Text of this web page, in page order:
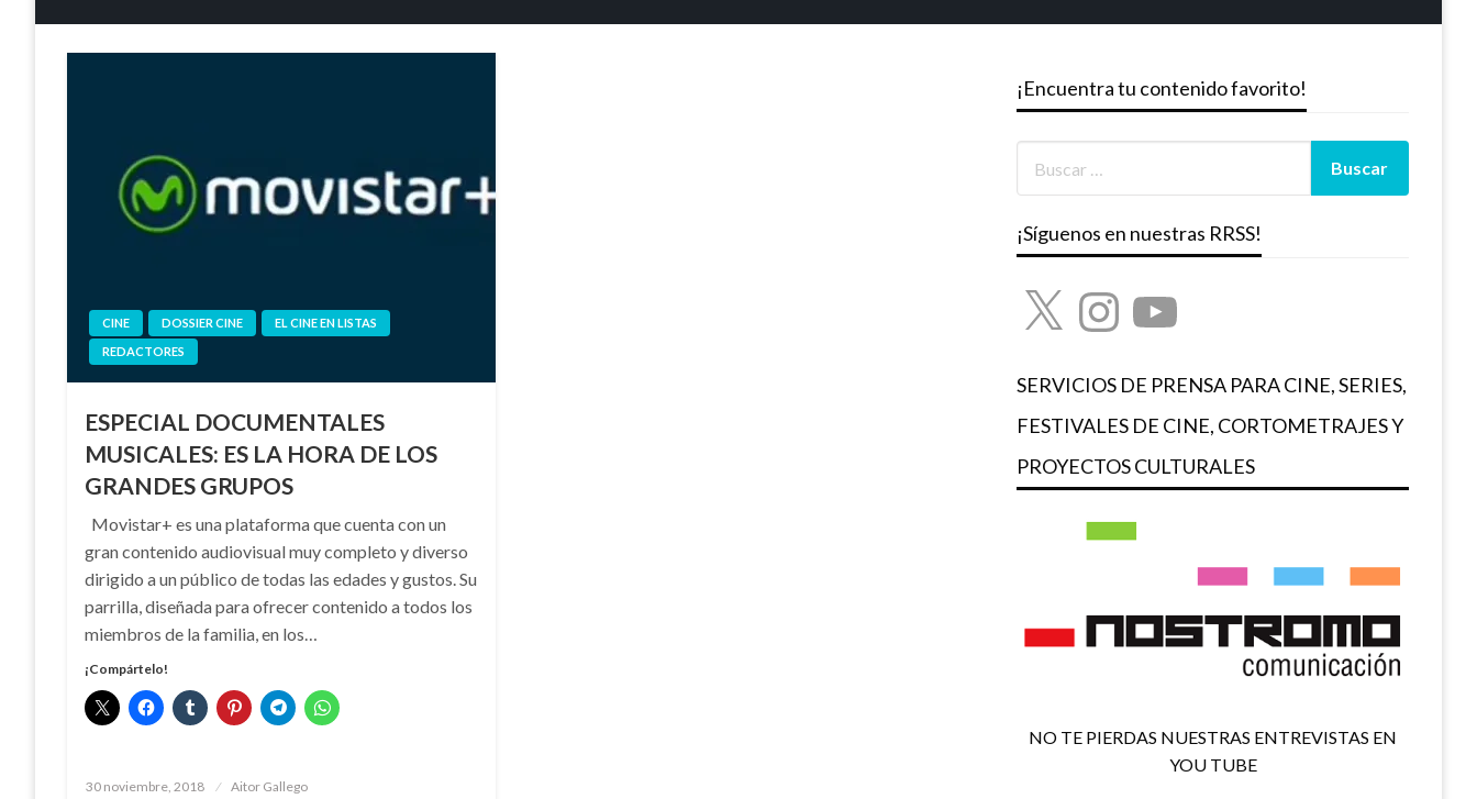
CINE DOSSIER CINE
EL CINE EN LISTAS
REDACTORES
ESPECIAL DOCUMENTALES
MUSICALES: ES LA HORA DE LOS
GRANDES GRUPOS
Movistar+ es una plataforma que cuenta con un
gran contenido audiovisual muy completo y diverso
dirigido a un público de todas las edades y gustos. Su
parrilla, diseñada para ofrecer contenido a todos los
miembros de la familia, en los…
¡Compártelo!
Publicado
30 noviembre, 2018 Aitor Gallego
¡Encuentra tu contenido favorito!
¡Síguenos en nuestras RRSS!
X InstagramYouTube
SERVICIOS DE PRENSA PARA CINE, SERIES,
FESTIVALES DE CINE, CORTOMETRAJES Y
PROYECTOS CULTURALES
NO TE PIERDAS NUESTRAS ENTREVISTAS EN
YOU TUBE